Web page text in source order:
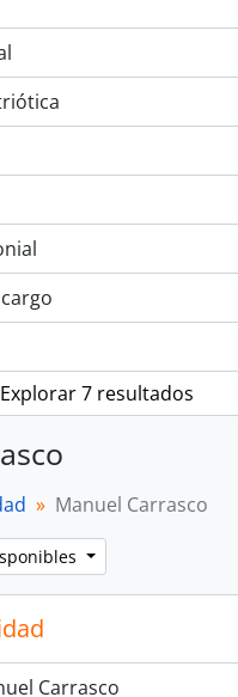
Explorar 7 resultados
Manuel Carrasco
Carrasco